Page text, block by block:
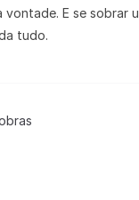
E se sobrar
tudo.